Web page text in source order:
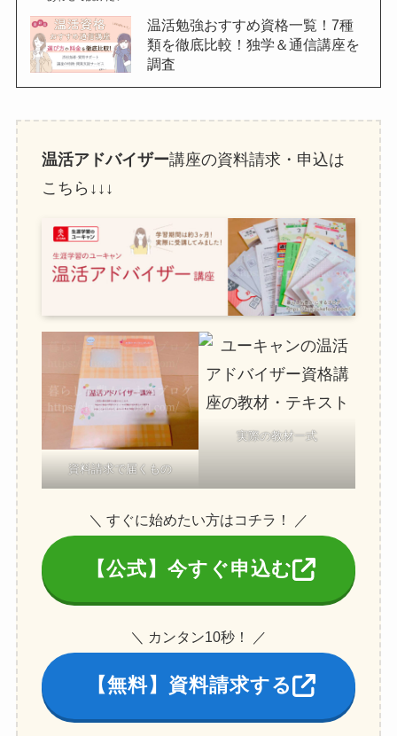
温活勉強おすすめ資格一覧！7種
類を徹底比較！独学＆通信講座を
調査
温活アドバイザー講座の資料請求・申込は
こちら↓↓↓
資料請求で届くもの
実際の教材一式
＼ すぐに始めたい方はコチラ！ ／
【公式】今すぐ申込む
＼ カンタン10秒！ ／
【無料】資料請求する